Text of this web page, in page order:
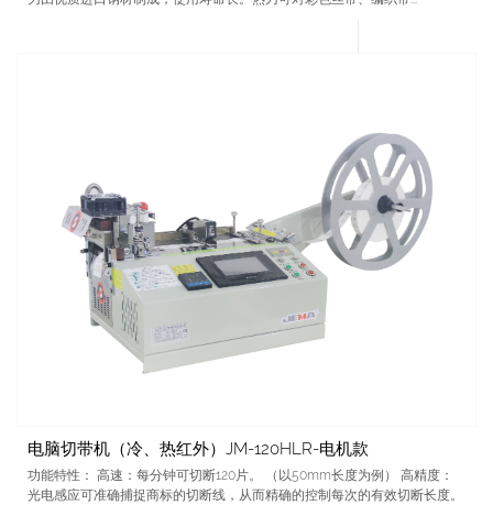
电脑切带机（冷、热红外）JM-120HLR-电机款
功能特性： 高速：每分钟可切断120片。 （以50mm长度为例） 高精度：
光电感应可准确捕捉商标的切断线，从而精确的控制每次的有效切断长度。